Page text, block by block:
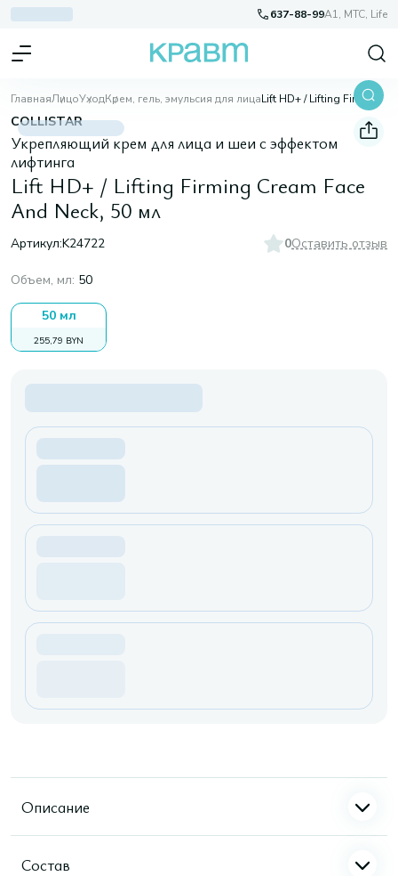
637-88-99A1, МТС, Life
ГлавнаяЛицоУходКрем, гель, эмульсия для лица Lift HD+ / Lifting Firming Cream Face And Neck, 50 мл
COLLISTAR
Укрепляющий крем для лица и шеи с эффектом
лифтинга
Lift HD+ / Lifting Firming Cream Face
And Neck, 50 мл
Артикул:K24722 0Оставить отзыв
Объем, мл: 50
50 мл
255,79 BYN
Описание
Состав